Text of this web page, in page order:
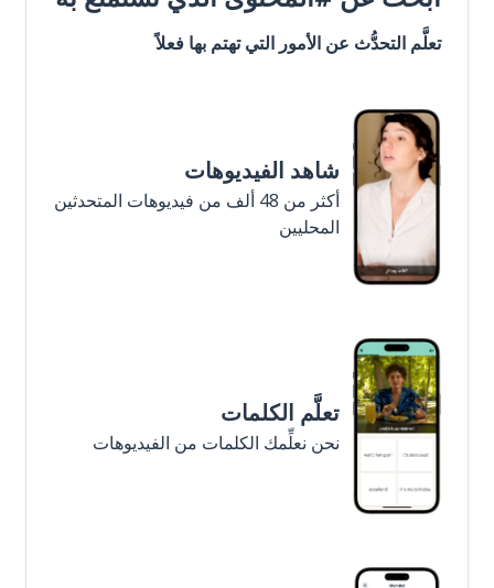
تعلَّم التحدُّث عن الأمور التي تهتم بها فعلاً
شاهد الفيديوهات
أكثر من 48 ألف من فيديوهات المتحدثين
المحليين
تعلَّم الكلمات
نحن نعلِّمك الكلمات من الفيديوهات